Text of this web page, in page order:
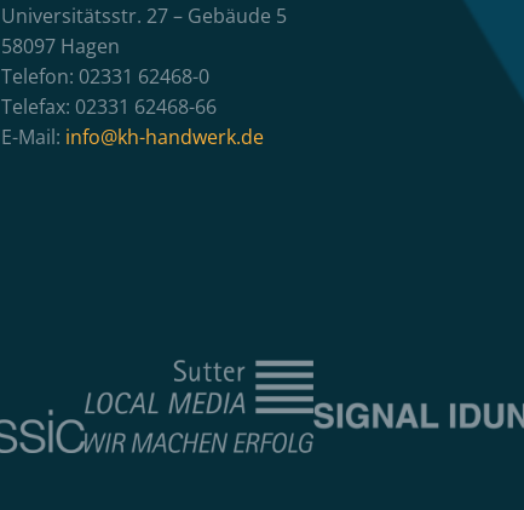
Universitätsstr. 27 – Gebäude 5
58097 Hagen
Telefon: 02331 62468-0
Telefax: 02331 62468-66
E-Mail: info@kh-handwerk.de